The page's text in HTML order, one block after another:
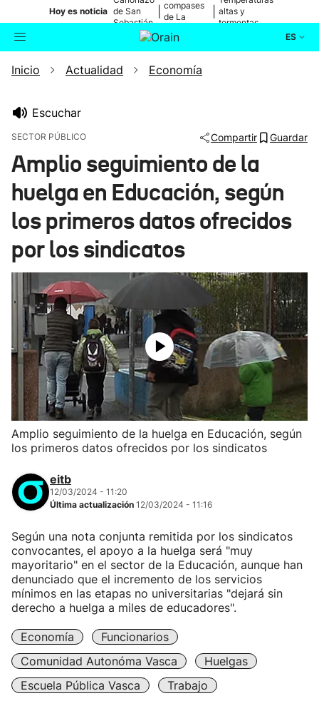
Hoy es noticia de San
Sebastián
compases
de La
altas y
tormentas
ES
Buscador Actualidad
Ikusmiran
Eguraldia
Inicio Actualidad Economía
Escuchar
SECTOR PÚBLICO Compartir Guardar
Amplio seguimiento de la
huelga en Educación, según
los primeros datos ofrecidos
por los sindicatos
Amplio seguimiento de la huelga en Educación, según
los primeros datos ofrecidos por los sindicatos
eitb
12/03/2024 - 11:20
Última actualización 12/03/2024 - 11:16
Según una nota conjunta remitida por los sindicatos
convocantes, el apoyo a la huelga será "muy
mayoritario" en el sector de la Educación, aunque han
denunciado que el incremento de los servicios
mínimos en las etapas no universitarias "dejará sin
derecho a huelga a miles de educadores".
Economía
Funcionarios
Comunidad Autonóma Vasca
Huelgas
Escuela Pública Vasca
Trabajo